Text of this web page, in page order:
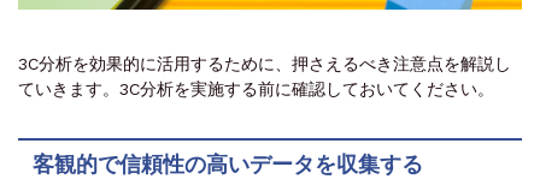
3C分析を効果的に活用するために、押さえるべき注意点を解説し
ていきます。3C分析を実施する前に確認しておいてください。
客観的で信頼性の高いデータを収集する